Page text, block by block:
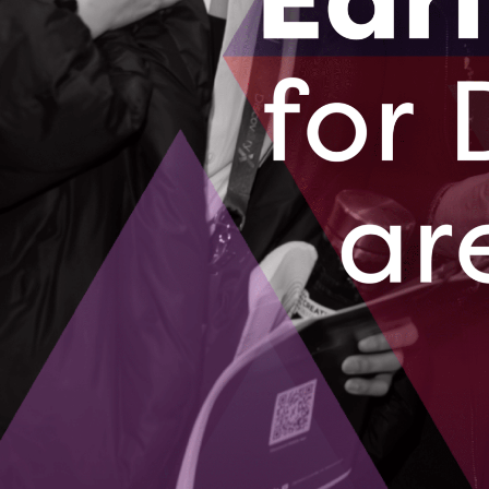
REGARDER LA
Sociétés gagnantes récentes :
Flosonics Medical
Moyers Apple Products
OTTO Motors
Accelerated Systems Inc.
Clear Blue Technologies
Fluidware
VitaSound
Aeryon Labs
Miovision Technologies